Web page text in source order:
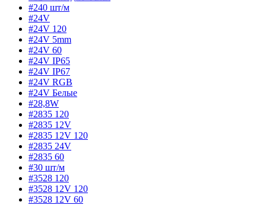
#240 шт/м
#24V
#24V 120
#24V 5mm
#24V 60
#24V IP65
#24V IP67
#24V RGB
#24V Белые
#28,8W
#2835 120
#2835 12V
#2835 12V 120
#2835 24V
#2835 60
#30 шт/м
#3528 120
#3528 12V 120
#3528 12V 60